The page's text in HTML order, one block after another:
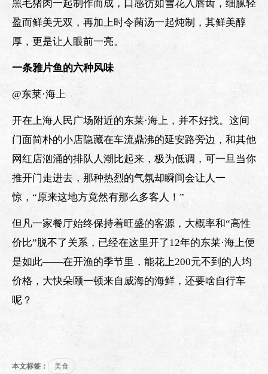
黑毛猪肉一起制作而成，口感彷如雪花入唇齿，细腻轻
盈而鲜美无双，再加上时令菌汤一起炖制，其鲜美醇
厚，更是让人眼前一亮。
一条雅片鱼的六种风味
@东莱·海上
开在上海人民广场附近的东莱·海上，并不好找。这间
门面简朴的小店隐藏在车流鼎沸的延安路旁边，和其他
网红店汹涌的排队人潮比起来，极为低调，可一旦当你
推开门走进去，那种热烈的气氛却瞬间会让人一
惊，“原来这地方竟然有那么多客人！”
但凡一家餐厅始终保持着旺盛的客源，大概率和“高性
价比”脱不了关系，已经在这里开了12年的东莱·海上便
是如此——在开渔的季节里，能花上200元不到的人均
价格，大快朵颐一顿来自威海的海鲜，还要啥自行车
呢？
本文标签： 美食